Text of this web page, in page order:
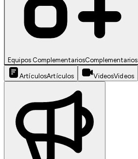
Equipos ComplementariosComplementarios
ArtículosArtículos VideosVideos